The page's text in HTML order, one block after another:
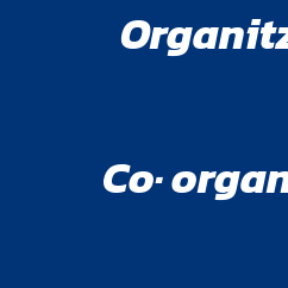
Co·